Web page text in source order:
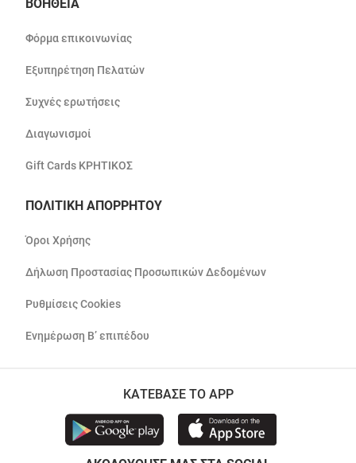
ΒΟΗΘΕΙΑ
Φόρμα επικοινωνίας
Εξυπηρέτηση Πελατών
Συχνές ερωτήσεις
Διαγωνισμοί
Gift Cards ΚΡΗΤΙΚΟΣ
ΠΟΛΙΤΙΚΗ ΑΠΟΡΡΗΤΟΥ
Όροι Χρήσης
Δήλωση Προστασίας Προσωπικών Δεδομένων
Ρυθμίσεις Cookies
Ενημέρωση Β’ επιπέδου
ΚΑΤΕΒΑΣΕ ΤΟ APP